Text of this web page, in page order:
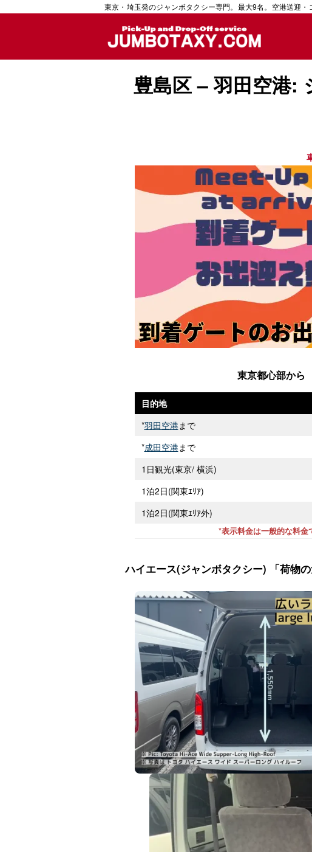
東京・埼玉発のジャンボタクシー専門。最大9名。空港送迎
豊島区 – 羽田空港:
東京都心部から
目的地
*羽田空港まで
*成田空港まで
1日観光(東京/ 横浜)
1泊2日(関東ｴﾘｱ)
1泊2日(関東ｴﾘｱ外)
*表示料金は一般的な料金
ハイエース(ジャンボタクシー) 「荷物の